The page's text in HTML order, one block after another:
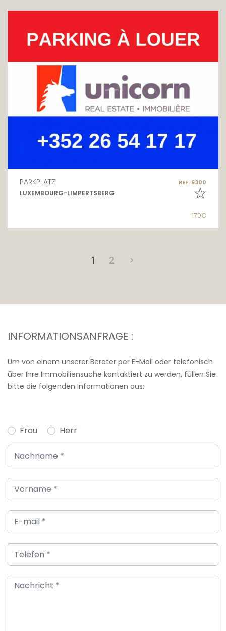
PARKPLATZ REF. 9300
LUXEMBOURG-LIMPERTSBERG
170€
1 2 >
INFORMATIONSANFRAGE :
Um von einem unserer Berater per E-Mail oder telefonisch
über Ihre Immobiliensuche kontaktiert zu werden, füllen Sie
bitte die folgenden Informationen aus:
Frau Herr